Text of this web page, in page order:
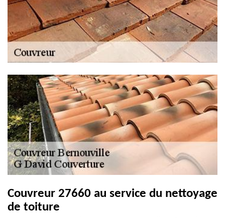
Couvreur 27660 au service du nettoyage
de toiture